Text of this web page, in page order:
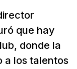
que hay
donde la
a los talentos